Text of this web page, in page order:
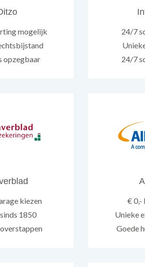
mogelijk
opzegbaar
24/7
24/7
kiezen
1850
€ 0,-
Unieke
Goede